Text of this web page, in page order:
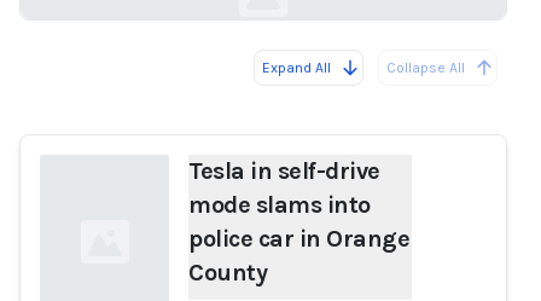
Expand All Collapse All
Tesla in self-drive
mode slams into
police car in Orange
County